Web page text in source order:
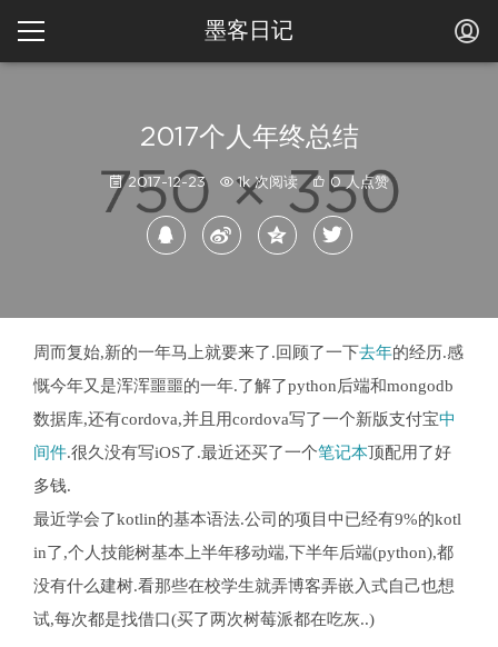
墨客日记
2017个人年终总结
2017-12-23 1k 次阅读 0 人点赞
周而复始,新的一年马上就要来了.回顾了一下去年的经历.感
慨今年又是浑浑噩噩的一年.了解了python后端和mongodb
数据库,还有cordova,并且用cordova写了一个新版支付宝中
间件.很久没有写iOS了.最近还买了一个笔记本顶配用了好
多钱.
最近学会了kotlin的基本语法.公司的项目中已经有9%的kotl
in了,个人技能树基本上半年移动端,下半年后端(python),都
没有什么建树.看那些在校学生就弄博客弄嵌入式自己也想
试,每次都是找借口(买了两次树莓派都在吃灰..)